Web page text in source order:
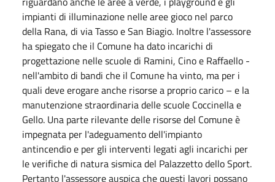
impianti di illuminazione nelle aree gioco nel parco
della Rana, di via Tasso e San Biagio. Inoltre l'assessore
ha spiegato che il Comune ha dato incarichi di
progettazione nelle scuole di Ramini, Cino e Raffaello -
nell'ambito di bandi che il Comune ha vinto, ma per i
quali deve erogare anche risorse a proprio carico – e la
manutenzione straordinaria delle scuole Coccinella e
Gello. Una parte rilevante delle risorse del Comune è
impegnata per l'adeguamento dell'impianto
antincendio e per gli interventi legati agli incarichi per
le verifiche di natura sismica del Palazzetto dello Sport.
Pertanto l'assessore auspica che questi lavori possano